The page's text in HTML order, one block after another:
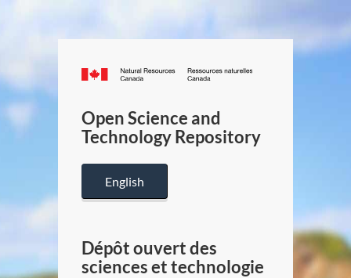
Canada.ca
/
Canada
Open Science and
Technology Repository
English
Dépôt ouvert des
sciences et technologie